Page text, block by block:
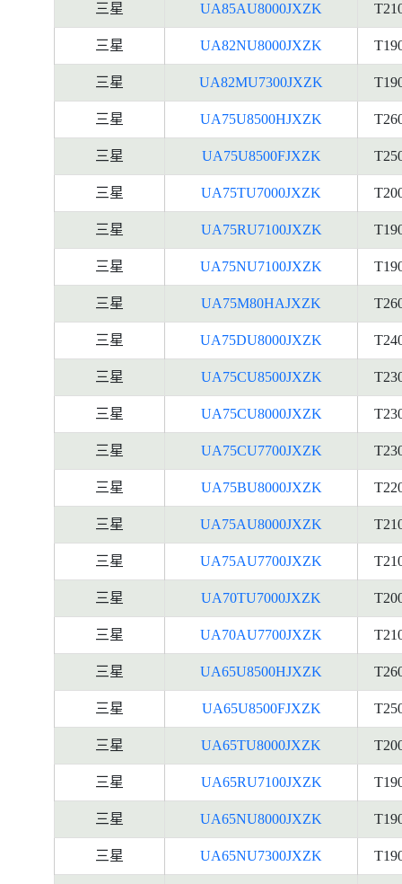
三星 UA85AU8000JXZK
三星 UA82NU8000JXZK
三星 UA82MU7300JXZK
三星 UA75U8500HJXZK
三星 UA75U8500FJXZK
三星 UA75TU7000JXZK
三星 UA75RU7100JXZK
三星 UA75NU7100JXZK
三星 UA75M80HAJXZK
三星 UA75DU8000JXZK
三星 UA75CU8500JXZK
三星 UA75CU8000JXZK
三星 UA75CU7700JXZK
三星 UA75BU8000JXZK
三星 UA75AU8000JXZK
三星 UA75AU7700JXZK
三星 UA70TU7000JXZK
三星 UA70AU7700JXZK
三星 UA65U8500HJXZK
三星 UA65U8500FJXZK
三星 UA65TU8000JXZK
三星 UA65RU7100JXZK
三星 UA65NU8000JXZK
三星 UA65NU7300JXZK